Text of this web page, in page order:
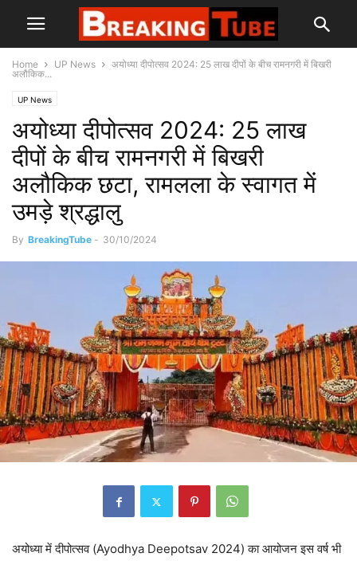
Home UP News
अयोध्या दीपोत्सव 2024: 25 लाख दीपों के बीच रामनगरी में बिखरी
अलौकिक...
UP News
अयोध्या दीपोत्सव 2024: 25 लाख
दीपों के बीच रामनगरी में बिखरी
अलौकिक छटा, रामलला के स्वागत में
उमड़े श्रद्धालु
By BreakingTube - 30/10/2024
अयोध्या में दीपोत्सव (Ayodhya Deepotsav 2024) का आयोजन इस वर्ष भी